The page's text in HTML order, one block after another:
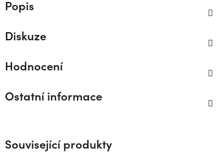
Popis
Diskuze
Hodnocení
Ostatní informace
Související produkty